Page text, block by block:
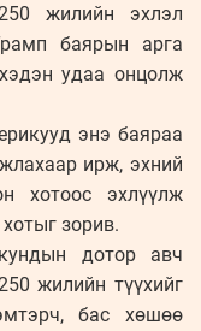
жилийн эхлэл
баярын арга
удаа онцолж
энэ баяраа
ирж, эхний
хотоос эхлүүлж
зорив.
дотор авч
жилийн түүхийг
бас хөшөө